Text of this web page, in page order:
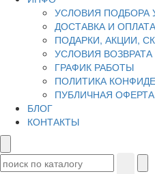
УСЛОВИЯ ПОДБОРА
ДОСТАВКА И ОПЛАТА
ПОДАРКИ, АКЦИИ,
УСЛОВИЯ ВОЗВРАТА
ГРАФИК РАБОТЫ
ПОЛИТИКА
ПУБЛИЧНАЯ ОФЕРТА
БЛОГ
КОНТАКТЫ